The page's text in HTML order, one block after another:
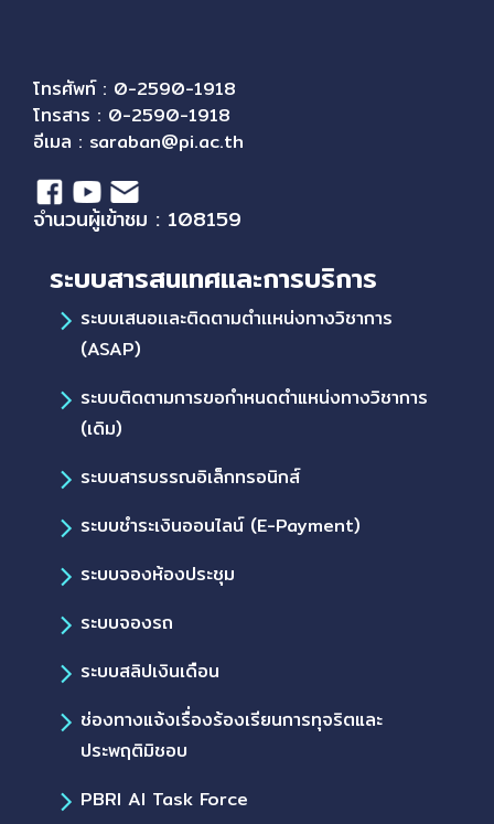
โทรศัพท์ : 0-2590-1918
โทรสาร : 0-2590-1918
อีเมล : saraban@pi.ac.th
จำนวนผู้เข้าชม : 108159
ระบบสารสนเทศและการบริการ
ระบบเสนอเเละติดตามตำเเหน่งทางวิชาการ
(ASAP)
ระบบติดตามการขอกำหนดตำแหน่งทางวิชาการ
(เดิม)
ระบบสารบรรณอิเล็กทรอนิกส์
ระบบชำระเงินออนไลน์ (E-Payment)
ระบบจองห้องประชุม
ระบบจองรถ
ระบบสลิปเงินเดือน
ช่องทางแจ้งเรื่องร้องเรียนการทุจริตและ
ประพฤติมิชอบ
PBRI AI Task Force